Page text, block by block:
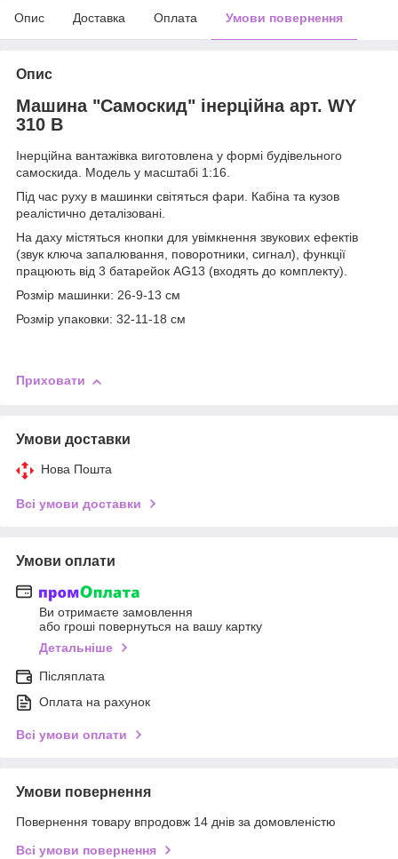
Опис Доставка Оплата Умови повернення
Опис
Машина "Самоскид" інерційна арт. WY
310 В
Інерційна вантажівка виготовлена у формі будівельного
самоскида. Модель у масштабі 1:16.
Під час руху в машинки світяться фари. Кабіна та кузов
реалістично деталізовані.
На даху містяться кнопки для увімкнення звукових ефектів
(звук ключа запалювання, поворотники, сигнал), функції
працюють від 3 батарейок AG13 (входять до комплекту).
Розмір машинки: 26-9-13 см
Розмір упаковки: 32-11-18 см
Приховати
Умови доставки
Нова Пошта
Всі умови доставки
Умови оплати
Ви отримаєте замовлення
або гроші повернуться на вашу картку
Детальніше
Післяплата
Оплата на рахунок
Всі умови оплати
Умови повернення
Повернення товару впродовж 14 днів за домовленістю
Всі умови повернення